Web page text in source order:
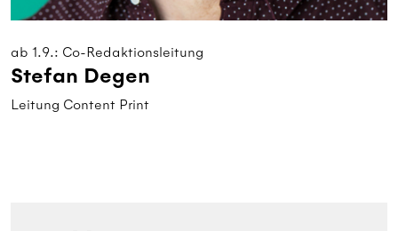
ab 1.9.: Co-Redaktionsleitung
Stefan Degen
Leitung Content Print